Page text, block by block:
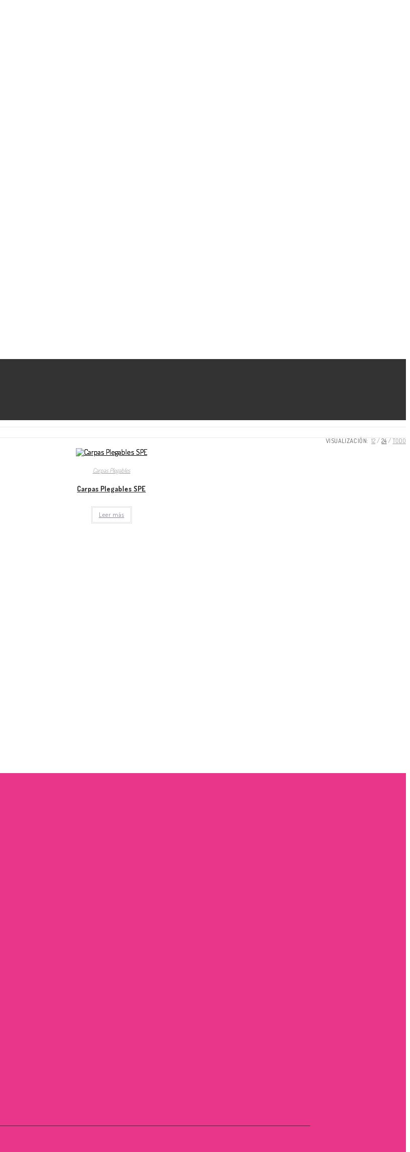
VISUALIZACIÓN: 12 24 TODO
Carpas Plegables
Carpas Plegables SPE
Leer más